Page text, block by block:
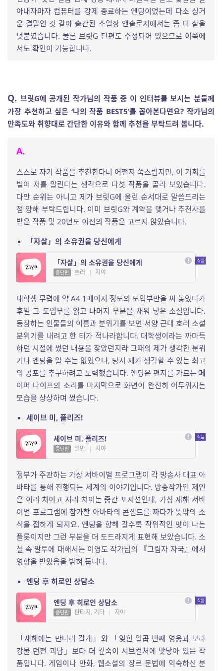
아내자마자 컴퓨터를 강제 종료하는 엔딩이었는데 다소 싱거
운 결말인 것 같아 출간된 소일장 앤솔로지에서는 좀 더 살을
덧붙였습니다. 물론 브릿G 단편도 수정되어 있으므로 이쪽에
서도 확인이 가능합니다.
Q. 브릿G에 공개된 작가님의 작품 중 이 인터뷰를 보시는 분들께
가장 추천하고 싶은 ‘나의 작품 BEST5’를 꼽아본다면요? 작가님의
만족도와 취향대로 간단한 이유와 함께 추천을 부탁드려 봅니다.
A.
스스로 자기 작품을 추천한다니 어쩐지 쑥스럽지만, 이 기회를
빌어 저를 알린다는 생각으로 다섯 작품을 골라 보았습니다.
다만 순위는 아니고 제가 브릿G에 올린 순서대로 말씀드리는
점 양해 부탁드립니다. 이미 브릿G와 계약을 맺거나 추천사를
받은 작품 및 20년도 이전의 작품은 고르지 않았습니다.
「자살」의 소유권을 당신에게
「자살」의 소유권을 당신에게
중단편 호러 | 지야
대학생 무렵에 약 A4 1페이지 정도의 도입부만을 써 놓았다가
후일 그 도입부를 읽고 나머지 부분을 채워 넣은 소설입니다.
등장하는 인물들의 이름과 분위기를 보면 서양 근대 호러 소설
분위기를 내려고 한 티가 적나라합니다. 대학생이라는 까마득
하던 시절에 썼던 내용을 찾았던지라 그때의 제가 생각한 분위
기나 엔딩을 알 수는 없었으나, 당시 제가 생각할 수 있는 최고
의 공포를 추구하려고 노력했습니다. 엔딩은 편지를 가르는 페
이퍼 나이프의 소리를 마지막으로 화면이 완전히 어두워지는
모습을 상상하며 썼습니다.
세이브 미, 플리즈!
세이브 미, 플리즈!
중단편 일반 | 지야
정부가 주관하는 가상 서바이벌 프로그램이 각 방송사 대표 아
바타를 통해 진행되는 세계의 이야기입니다. 방송작가인 제인
은 이리 치이고 저리 치이는 중간 포지션인데, 가상 재해 서바
이벌 프로그램에 참가할 아바타의 콘셉트를 짜다가 뜻밖의 소
식을 접하게 되지요. 엔딩을 향해 갈수록 작위적인 맛이 나는
플롯이지만 그런 부분을 더 도드라지게 표현해 보았습니다. 소
설 속 말투에 대해서는 이영도 작가님의 『그림자 자국』에서
영향을 받았음을 밝혀 둡니다.
엔딩 후 히로인 상담소
엔딩 후 히로인 상담소
중단편 판타지, 기타 | 지야
「새해에는 만나러 갈게」와 「잊힌 일곱 번째 영웅과 보라
강물 던전 괴담」보다 더 깊숙이 서브컬처에 맞닿아 있는 작
품입니다. 게임이나 만화, 웹소설의 장르 문법에 익숙하신 분